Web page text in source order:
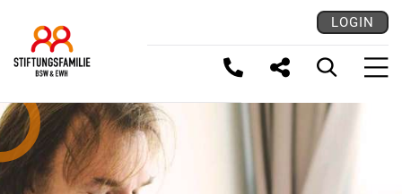
LOGIN
LINK KOPIEREN